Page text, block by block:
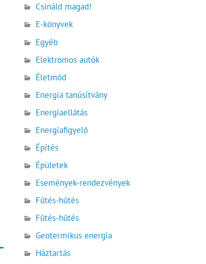
Csináld magad!
E-könyvek
Egyéb
Elektromos autók
Életmód
Energia tanúsítvány
Energiaellátás
Energiafigyelő
Építés
Épületek
Események-rendezvények
Fűtés-hűtés
Fűtés-hűtés
Geotermikus energia
Háztartás